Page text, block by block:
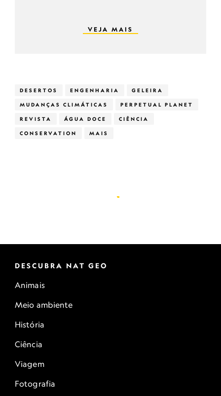
VEJA MAIS
DESERTOS ENGENHARIA GELEIRA
MUDANÇAS CLIMÁTICAS PERPETUAL PLANET
REVISTA ÁGUA DOCE CIÊNCIA
CONSERVATION MAIS
DESCUBRA NAT GEO
Animais
Meio ambiente
História
Ciência
Viagem
Fotografia